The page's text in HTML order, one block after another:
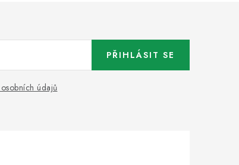
údajů
PŘIHLÁSIT SE